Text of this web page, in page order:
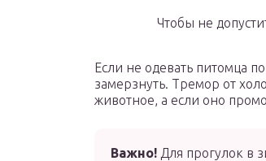
Чтобы не
Если не одевать питомца
замерзнуть. Тремор от
животное, а если оно
Важно! Для прогулок в